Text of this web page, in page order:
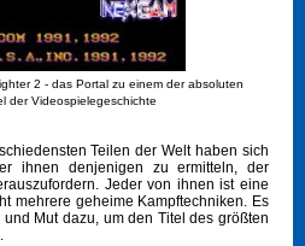
2 - das Portal zu einem der absoluten
der Videospielegeschichte
Teilen der Welt haben sich
ihnen denjenigen zu ermitteln, der
Jeder von ihnen ist eine
mehrere geheime Kampftechniken. Es
Mut dazu, um den Titel des größten